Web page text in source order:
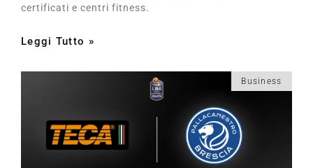
certificati e centri fitness.
Leggi Tutto »
Business